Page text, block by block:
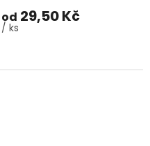
od 29,50 Kč
/ ks